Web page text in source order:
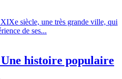
siècle, une très grande ville, qui
de ses...
histoire populaire